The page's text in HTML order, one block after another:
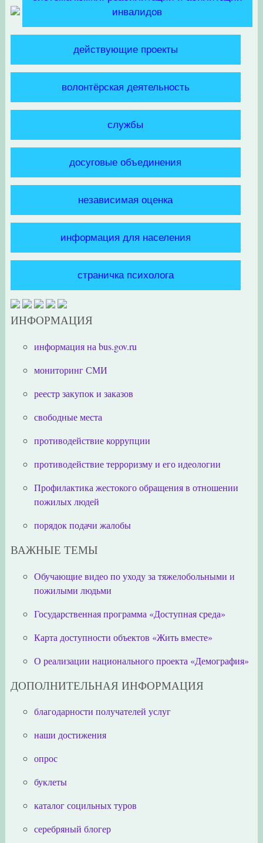
инвалидов
действующие проекты
волонтёрская деятельность
службы
досуговые объединения
независимая оценка
информация для населения
страничка психолога
ИНФОРМАЦИЯ
информация на bus.gov.ru
мониторинг СМИ
реестр закупок и заказов
свободные места
противодействие коррупции
противодействие терроризму и его идеологии
Профилактика жестокого обращения в отношении
пожилых людей
порядок подачи жалобы
ВАЖНЫЕ ТЕМЫ
Обучающие видео по уходу за тяжелобольными и
пожилыми людьми
Государственная программа «Доступная среда»
Карта доступности объектов «Жить вместе»
О реализации национального проекта «Демография»
ДОПОЛНИТЕЛЬНАЯ ИНФОРМАЦИЯ
благодарности получателей услуг
наши достижения
опрос
буклеты
каталог социльных туров
серебряный блогер